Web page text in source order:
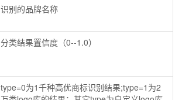
识别的品牌名称
分类结果置信度（0--1.0）
type=0为1千种高优商标识别结果;type=1为2